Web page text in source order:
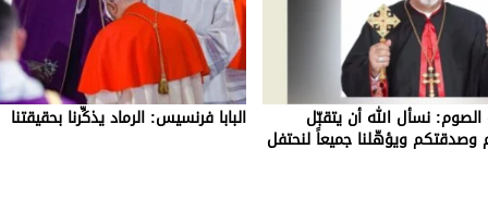
نسأل الله أن يتقبّل
وصدقتكم ويؤهّلنا جميعاً لنحتفل
البابا فرنسيس: الرماد يذكِّرنا بحقيقتنا